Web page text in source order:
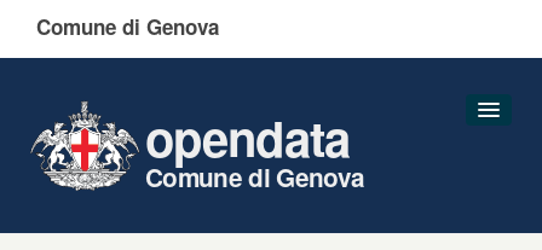
Comune di Genova
opendata
Comune di Genova